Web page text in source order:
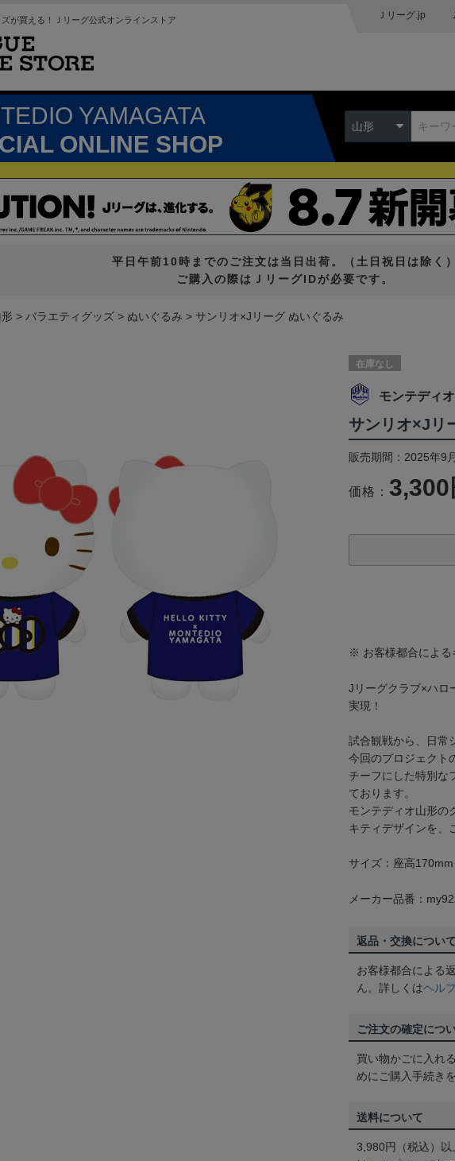
が買える！Ｊリーグ公式オンラインストア Ｊリーグ.jp
YAMAGATA
ONLINE SHOP
山形
平日午前10時までのご注文は当日出荷。（土日祝日は除く）
ご購入の際はＪリーグIDが必要です。
バラエティグッズ ぬいぐるみ サンリオ×Jリーグ ぬいぐるみ
在庫なし
モンテディ
サンリオ×Jリ
販売期間：2025年9
価格： 3,300
※ お客様都合による
Jリーグクラブ×ハロ
実現！
試合観戦から、日常
今回のプロジェクト
チーフにした特別な
ております。
モンテディオ山形の
キティデザインを、
サイズ：座高170mm
メーカー品番：
返品・交換について
お客様都合による
ん。詳しくはヘル
ご注文の確定につ
買い物かごに入れ
めにご購入手続き
送料について
3,980円（税込）以